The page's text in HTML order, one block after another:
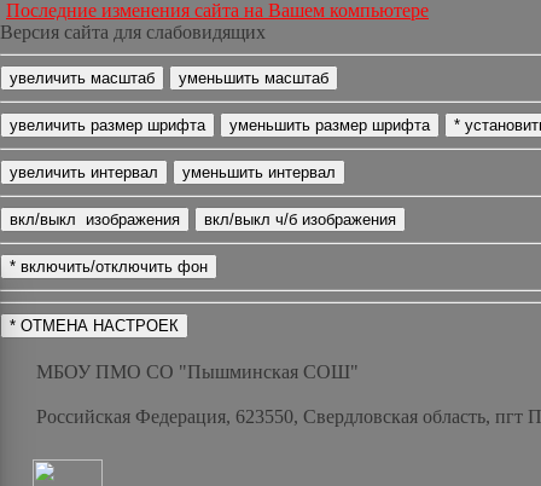
Последние изменения сайта на Вашем компьютере
Версия сайта для слабовидящих
МБОУ ПМО СО "Пышминская СОШ"
Российская Федерация, 623550, Свердловская область,